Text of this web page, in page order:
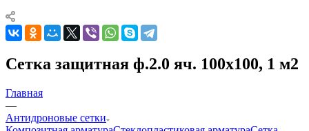
Сетка защитная ф.2.0 яч. 100х100, 1 м2
Главная
—
Антидроновые сетки